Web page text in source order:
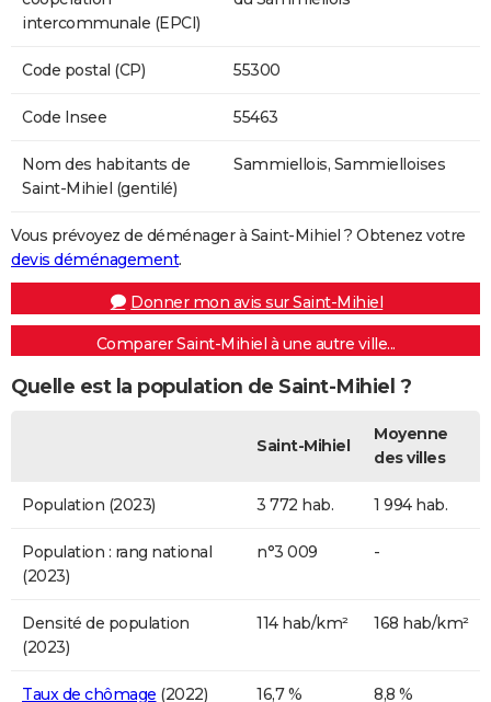
intercommunale (EPCI)
Code postal (CP) 55300
Code Insee 55463
Nom des habitants de
Saint-Mihiel (gentilé)
Sammiellois, Sammielloises
Vous prévoyez de déménager à Saint-Mihiel ? Obtenez votre
devis déménagement.
Donner mon avis sur Saint-Mihiel
Comparer Saint-Mihiel à une autre ville...
Quelle est la population de Saint-Mihiel ?
Saint-Mihiel
Moyenne
des villes
Population (2023) 3 772 hab. 1 994 hab.
Population : rang national
(2023)
n°3 009 -
Densité de population
(2023)
114 hab/km² 168 hab/km²
Taux de chômage (2022) 16,7 % 8,8 %